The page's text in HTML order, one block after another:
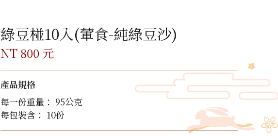
綠豆椪10入(葷食-純綠豆沙)
NT 800 元
產品規格
每一份重量： 95公克
每包裝含： 10份